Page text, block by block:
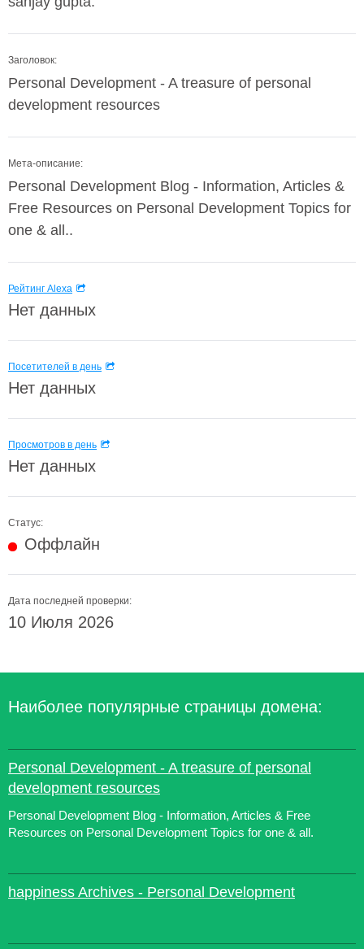
Заголовок:
Personal Development - A treasure of personal
development resources
Мета-описание:
Personal Development Blog - Information, Articles &
Free Resources on Personal Development Topics for
one & all..
Рейтинг Alexa
Нет данных
Посетителей в день
Нет данных
Просмотров в день
Нет данных
Статус:
Оффлайн
Дата последней проверки:
10 Июля 2026
Наиболее популярные страницы домена:
Personal Development - A treasure of personal
development resources
Personal Development Blog - Information, Articles & Free
Resources on Personal Development Topics for one & all.
happiness Archives - Personal Development